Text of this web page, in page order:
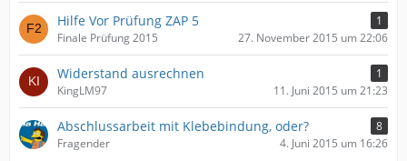
Hilfe Vor Prüfung ZAP 5
1
Finale Prüfung 2015
27. November 2015 um 22:06
Widerstand ausrechnen
1
KingLM97
11. Juni 2015 um 21:23
Abschlussarbeit mit Klebebindung, oder?
8
Fragender
4. Juni 2015 um 16:26